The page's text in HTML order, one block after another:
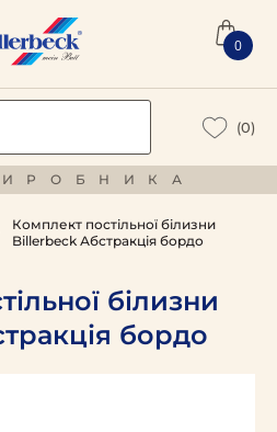
0
(0)
Комплект постільної білизни
Billerbeck Абстракція бордо
білизни
бордо